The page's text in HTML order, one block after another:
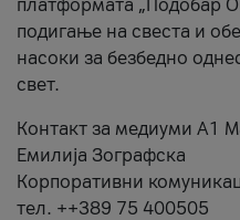
платформата „Подобар
подигање на свеста и
насоки за безбедно
свет.
Контакт за медиуми А1
Емилија Зографска
Корпоративни
тел. ++389 75 400505